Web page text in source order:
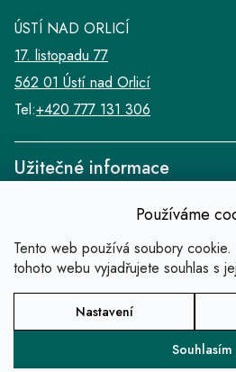
Používáme
Tento web používá soubory
tohoto webu vyjadřujete souhlas s
Souhlasím
Nastavení
Užitečné informace
ÚSTÍ NAD ORLICÍ
17. listopadu 77
562 01 Ústí nad Orlicí
Tel:+420 777 131 306
Copyright 2026SALABA
Všechna práva